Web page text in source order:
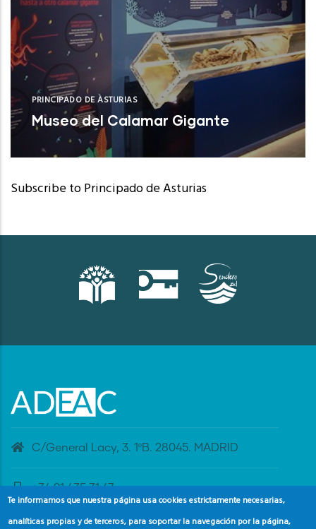
PRINCIPADO DE ASTURIAS
Museo del Calamar Gigante
Valdés (Asturias)
Subscribe to Principado de Asturias
C/General Lacy, 3. 1ºB. 28045. MADRID
+34 91 435 31 47
Te informamos que nuestra página usa cookies estrictamente necesarias,
analíticas propias y de terceros, para soportar la navegación por la página,